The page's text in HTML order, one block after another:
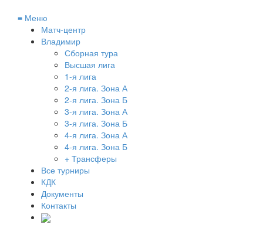
≡ Меню
Матч-центр
Владимир
Сборная тура
Высшая лига
1-я лига
2-я лига. Зона А
2-я лига. Зона Б
3-я лига. Зона А
3-я лига. Зона Б
4-я лига. Зона А
4-я лига. Зона Б
+ Трансферы
Все турниры
КДК
Документы
Контакты